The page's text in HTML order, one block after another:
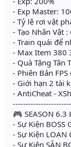
- Exp Master:
- Tỷ lệ rơi vật
- Tạo Nhân Vật
- Train quái để
- Max Item 380
- Quà Tặng Tân
- Phiên Bản
- Giới hạn 2 tài
- AntiCheat -
🎮 SEASON 6.3
- Sự Kiện BOSS
- Sự Kiện LOẠN
- Sự Kiện SĂN